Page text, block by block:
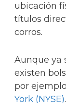
ubicación
títulos
corros.
Aunque ya
existen
por
York (NYSE).